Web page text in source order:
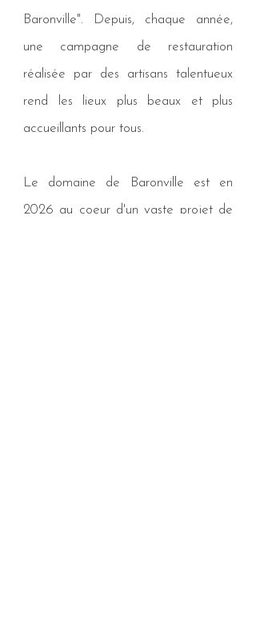
Baronville". ​ Depuis, chaque année,
une campagne de restauration
réalisée par des artisans talentueux
rend les lieux plus beaux et plus
accueillants pour tous.
Le domaine de Baronville est en
2026 au coeur d'un vaste projet de